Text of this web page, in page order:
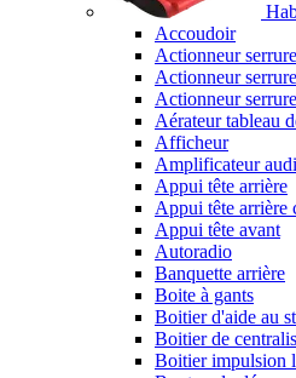
Accoudoir
Actionneur
Actionneur
Actionneur
Aérateur tableau
Afficheur
Amplificateur
Appui tête arrière
Appui tête arrière
Appui tête avant
Autoradio
Banquette arrière
Boite à gants
Boitier d'aide au
Boitier de
Boitier impulsion